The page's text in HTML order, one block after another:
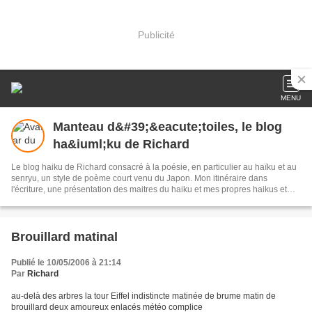
Publicité
MENU
Manteau d&#39;&eacute;toiles, le blog
ha&iuml;ku de Richard
Le blog haiku de Richard consacré à la poésie, en particulier au haïku et au
senryu, un style de poème court venu du Japon. Mon itinéraire dans
l'écriture, une présentation des maitres du haiku et mes propres haikus et
Brouillard matinal
Publié le 10/05/2006 à 21:14
Par Richard
au-delà des arbres la tour Eiffel indistincte matinée de brume matin de
brouillard deux amoureux enlacés météo complice